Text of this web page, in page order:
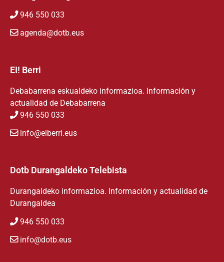
946 550 033
agenda@dotb.eus
EI! Berri
Debabarrena eskualdeko informazioa. Información y
actualidad de Debabarrena
946 550 033
info@eiberri.eus
Dotb Durangaldeko Telebista
Durangaldeko informazioa. Información y actualidad de
Durangaldea
946 550 033
info@dotb.eus